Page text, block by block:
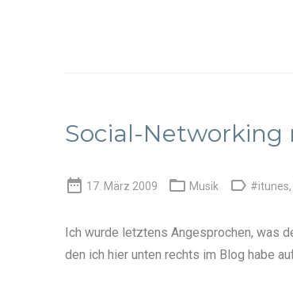
Social-Networking
 17. März 2009  Musik  #itunes,
Ich wurde letztens Angesprochen, was
den ich hier unten rechts im Blog habe